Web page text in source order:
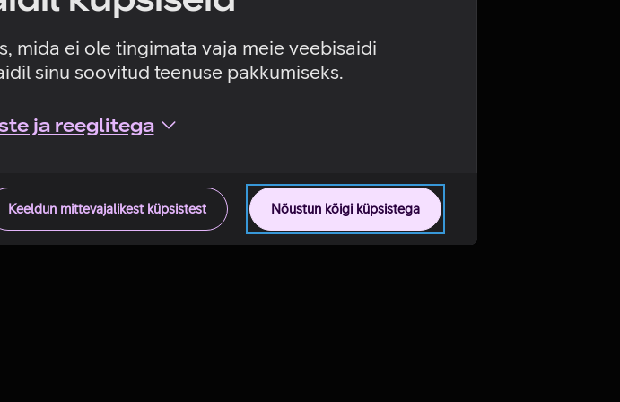
mida ei ole tingimata vaja meie veebisaidi
sinu soovitud teenuse pakkumiseks.
ja reeglitega
Nõustun kõigi küpsistega
Keeldun mittevajalikest küpsistest